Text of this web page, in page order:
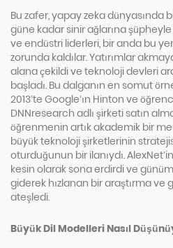
Bu zafer, yapay zeka dünyasında
güne kadar sinir ağlarına
ve endüstri liderleri, bir anda bu
zorunda kaldılar. Yatırımlar
alana çekildi ve teknoloji devleri
başladı. Bu dalganın en somut
2013’te Google’ın Hinton ve
DNNresearch adlı şirketi satın
öğrenmenin artık akademik bir
büyük teknoloji şirketlerinin
oturduğunun bir ilanıydı.
kesin olarak sona erdirdi ve
giderek hızlanan bir araştırma ve
ateşledi.
Büyük Dil Modelleri Nasıl